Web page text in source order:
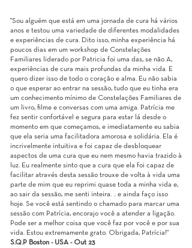
"Sou alguém que está em uma jornada de cura há vários
anos e testou uma variedade de diferentes modalidades
e experiências de cura. Dito isso, minha experiência há
poucos dias em um workshop de Constelações
Familiares liderado por Patricia foi uma das, se não A,
experiências de cura mais profundas da minha vida. E
quero dizer isso de todo o coração e alma. Eu não sabia
o que esperar ao entrar na sessão, tudo que eu tinha era
um conhecimento mínimo de Constelações Familiares de
um livro, filme e conversas com uma amiga. Patrícia me
fez sentir confortável e segura para estar lá desde o
momento em que começamos, e imediatamente eu sabia
que ela seria uma facilitadora amorosa e solidária. Ela é
incrivelmente intuitiva e foi capaz de desbloquear
aspectos de uma cura que eu nem mesmo havia trazido à
luz. Eu realmente sinto que a cura que ela foi capaz de
facilitar através desta sessão trouxe de volta à vida uma
parte de mim que eu reprimi quase toda a minha vida e,
ao sair da sessão, me senti inteira. .. e ainda faço isso
hoje. Se você está sentindo o chamado para marcar uma
sessão com Patrícia, encorajo você a atender a ligação.
Pode ser a melhor coisa que você faz por você e por sua
vida. Estou extremamente grato. Obrigada, Patrícia!"
S.Q.P Boston - USA - Out 23